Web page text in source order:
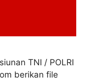
TNI / POLRI
berikan file